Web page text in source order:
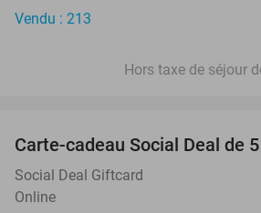
Vendu : 213
Hors taxe de séjour
Carte-cadeau Social Deal de
Social Deal Giftcard
Online